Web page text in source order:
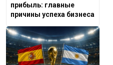
прибыль: главные
причины успеха бизнеса